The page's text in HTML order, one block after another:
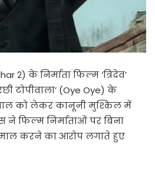
2) के निर्माता फिल्म ‘त्रिदेव’
टोपीवाला’ (Oye Oye) के
को लेकर कानूनी मुश्किल में
ने फिल्म निर्माताओं पर बिना
करने का आरोप लगाते हुए